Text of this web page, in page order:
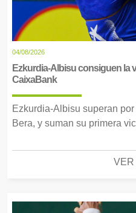
04/08/2026
Ezkurdia-Albisu consiguen la
CaixaBank
Ezkurdia-Albisu superan
Bera, y suman su primera
VER